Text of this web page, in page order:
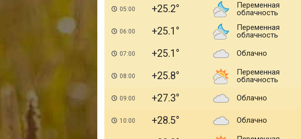
05:00 +25.2
Переменная
облачность
06:00 +25.1
Переменная
облачность
07:00 +25.1 Облачно
08:00 +25.8
Переменная
облачность
09:00 +27.3 Облачно
10:00 +28.5 Облачно